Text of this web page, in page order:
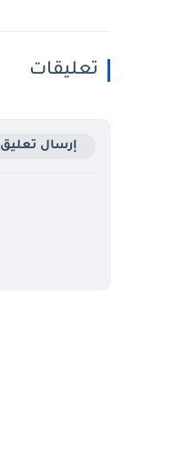
تعليقات
إرسال تعليق